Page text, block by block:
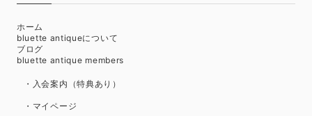
ホーム
bluette antiqueについて
ブログ
bluette antique members
・入会案内（特典あり）
・マイページ